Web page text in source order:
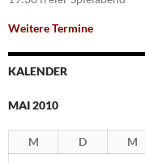
Weitere Termine
KALENDER
MAI 2010
M D M